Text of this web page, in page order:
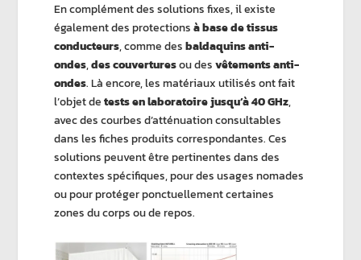
En complément des solutions fixes, il existe
également des protectionsà base de tissus
conducteurs, comme desbaldaquins anti-
ondes,des couverturesou desvêtements anti-
ondes. Là encore, les matériaux utilisés ont fait
l’objet detests en laboratoire jusqu’à 40 GHz,
avec des courbes d’atténuation consultables
dans les fiches produits correspondantes. Ces
solutions peuvent être pertinentes dans des
contextes spécifiques, pour des usages nomades
ou pour protéger ponctuellement certaines
zones du corps ou de repos.